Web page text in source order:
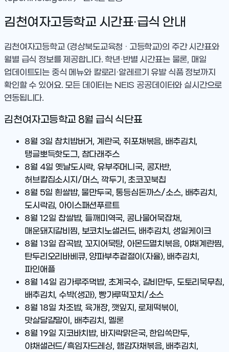
김천여자고등학교 시간표·급식 안내
김천여자고등학교(경상북도교육청 · 고등학교)의 주간 시간표와
월별 급식 정보를 제공합니다. 학년·반별 시간표는 물론, 매일
업데이트되는 중식 메뉴와 칼로리·알레르기 유발 식품 정보까지
확인할 수 있어요. 모든 데이터는 NEIS 공공데이터와 실시간으로
연동됩니다.
김천여자고등학교 8월 급식 식단표
8월 3일 참치밥버거, 계란국, 쥐포채볶음, 배추김치,
탱글뽀득핫도그, 참다래주스
8월 4일 옛날도시락, 유부주머니국, 콩자반,
허브칼집소시지/머스, 깍두기, 초코꼬북칩
8월 5일 흰쌀밥, 물만두국, 통등심돈까스/소스, 배추김치,
도시락김, 아이스패션푸르트
8월 12일 찹쌀밥, 들깨미역국, 콩나물어묵잡채,
매운돼지갈비찜, 보코치노샐러드, 배추김치, 생일케이크
8월 13일 잡곡밥, 꼬지어묵탕, 아몬드멸치볶음, 야채계란찜,
탄두리오리바베큐, 양파부추겉절이(자율), 배추김치,
파인애플
8월 14일 김가루주먹밥, 초계국수, 갈비만두, 도토리묵무침,
배추김치, 수박(생과), 빵가루떡꼬치/소스
8월 18일 차조밥, 육개장, 깻잎지, 로제떡볶이,
맛살달걀말이, 배추김치, 멜론
8월 19일 지코바치밥, 바지락맑은국, 한입쏙만두,
야채샐러드/흑임자드레싱, 햄감자채볶음, 배추김치,